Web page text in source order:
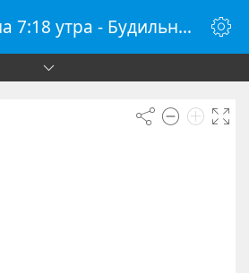
Будильник на 7:18 утра - Будильник онлайн - Будилки.ру